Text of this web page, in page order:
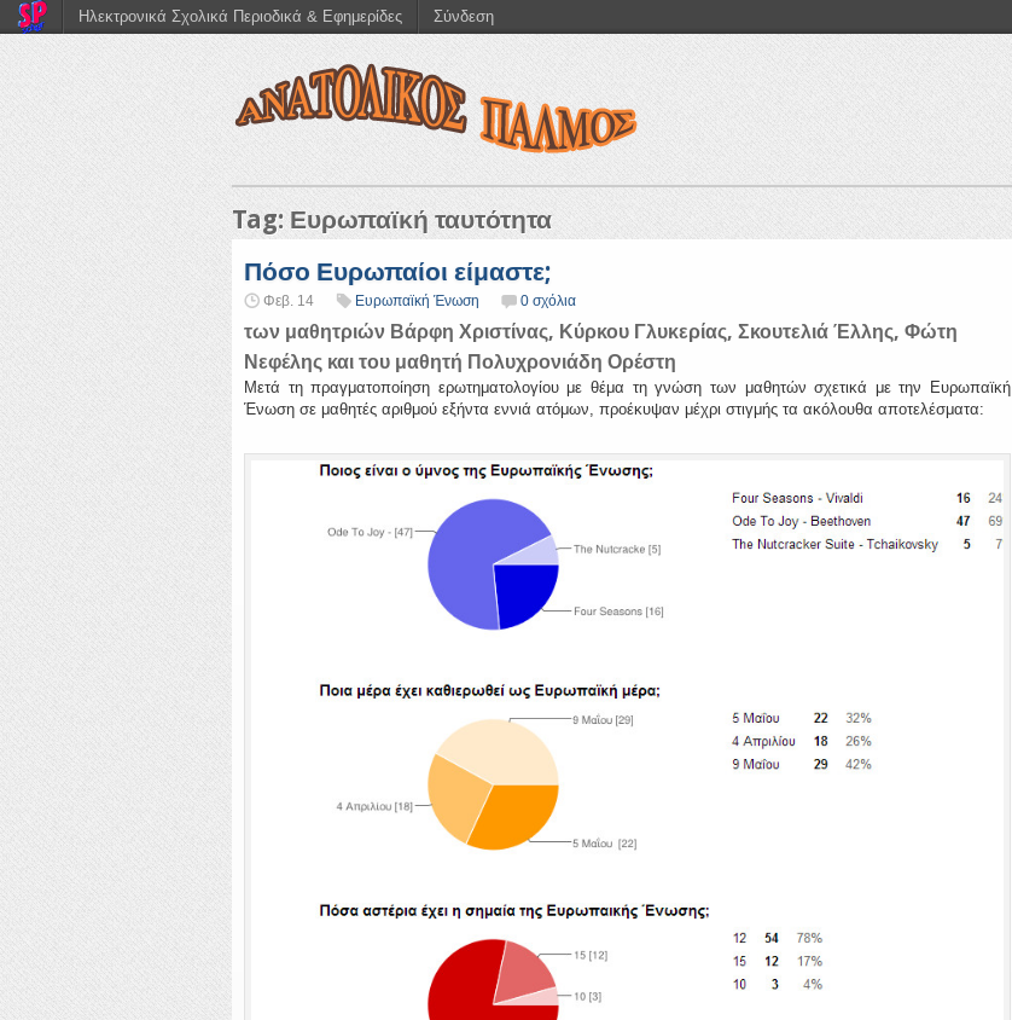
Tag: Ευρωπαϊκή ταυτότητα
Πόσο Ευρωπαίοι είμαστε;
Φεβ. 14 Ευρωπαϊκή Ένωση 0 σχόλια
των μαθητριών Βάρφη Χριστίνας, Κύρκου Γλυκερίας, Σκουτελιά Έλλης, Φώτη
Νεφέλης και του μαθητή Πολυχρονιάδη Ορέστη
Μετά τη πραγματοποίηση ερωτηματολογίου με θέμα τη γνώση των μαθητών σχετικά με την Ευρωπαϊκή
Ένωση σε μαθητές αριθμού εξήντα εννιά ατόμων, προέκυψαν μέχρι στιγμής τα ακόλουθα αποτελέσματα:
Ηλεκτρονικά Σχολικά Περιοδικά & Εφημερίδες Σύνδεση